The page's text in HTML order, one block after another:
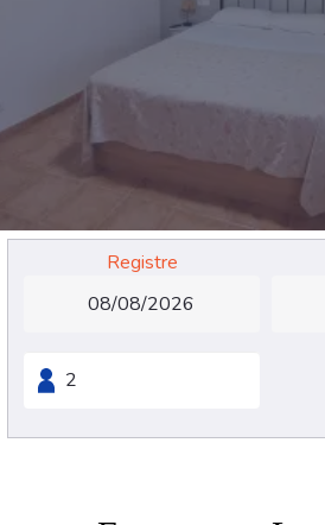
Registre